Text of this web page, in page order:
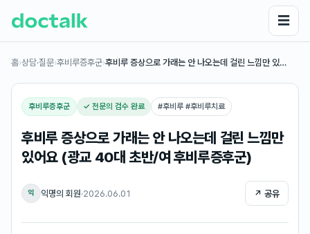
☰
홈›상담·질문›후비루증후군›후비루 증상으로 가래는 안 나오는데 걸린 느낌만 있…
후비루증후군 ✓ 전문의 검수 완료 #후비루 #후비루치료
후비루 증상으로 가래는 안 나오는데 걸린 느낌만
있어요 (광교 40대 초반/여 후비루증후군)
익 익명의 회원·2026.06.01 ↗ 공유